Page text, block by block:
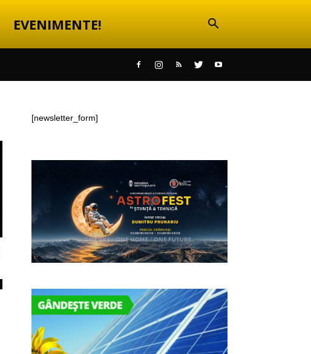
EVENIMENTE!
[newsletter_form]